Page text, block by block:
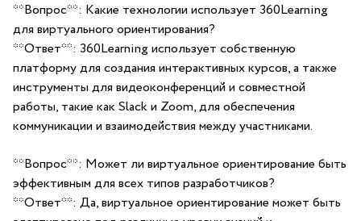
**Вопрос**: Какие технологии использует 360Learning
для виртуального ориентирования?
**Ответ**: 360Learning использует собственную
платформу для создания интерактивных курсов, а также
инструменты для видеоконференций ​и совместной
работы, такие как Slack и Zoom, для обеспечения
коммуникации и ‍взаимодействия между участниками.
**Вопрос**: Может ли виртуальное ориентирование быть
эффективным для всех типов разработчиков?
**Ответ**: Да, виртуальное ориентирование может быть